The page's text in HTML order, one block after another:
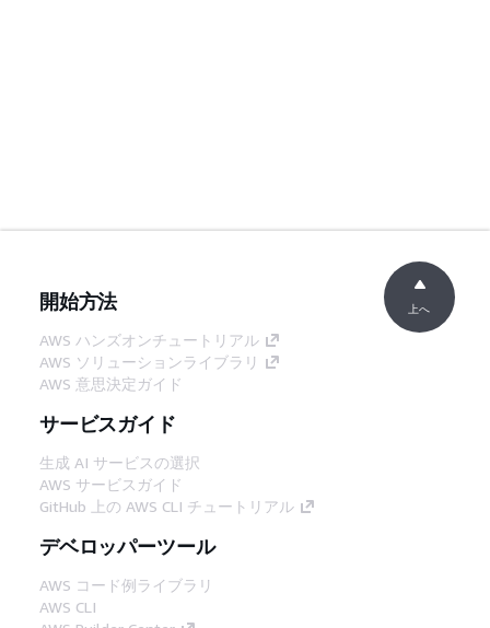
開始方法
AWS ハンズオンチュートリアル
AWS ソリューションライブラリ
AWS 意思決定ガイド
サービスガイド
生成 AI サービスの選択
AWS サービスガイド
GitHub 上の AWS CLI チュートリアル
デベロッパーツール
AWS コード例ライブラリ
AWS CLI
上へ